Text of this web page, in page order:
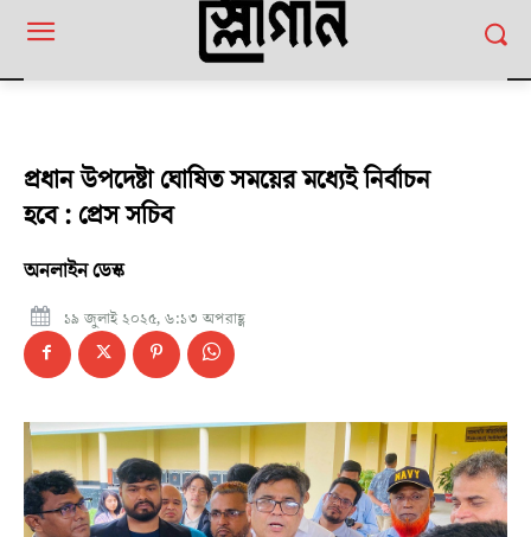
প্রধান উপদেষ্টা ঘোষিত সময়ের মধ্যেই নির্বাচন
হবে : প্রেস সচিব
অনলাইন ডেস্ক
১৯ জুলাই ২০২৫, ৬:১৩ অপরাহ্ণ